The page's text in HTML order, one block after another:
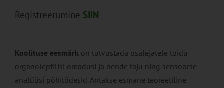
Registreerumine SIIN
Koolituse eesmärk on tutvustada osalejatele toidu
organoleptilisi omadusi ja nende taju ning sensoorse
analüüsi põhitõdesid. Antakse esmane teoreetiline